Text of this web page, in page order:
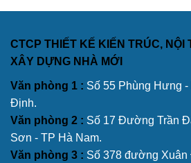
CTCP THIẾT KẾ KIẾN TRÚC, NỘI
XÂY DỰNG NHÀ MỚI
Văn phòng 1 : Số 55 Phùng Hưng -
Định.
Văn phòng 2 : Số 17 Đường Trần
Sơn - TP Hà Nam.
Văn phòng 3 : Số 378 đường